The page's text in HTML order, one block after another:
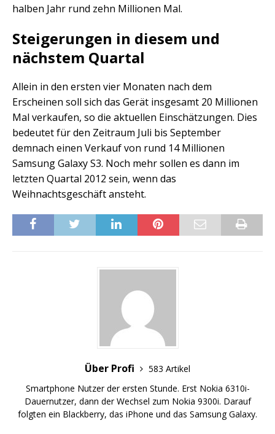
halben Jahr rund zehn Millionen Mal.
Steigerungen in diesem und
nächstem Quartal
Allein in den ersten vier Monaten nach dem
Erscheinen soll sich das Gerät insgesamt 20 Millionen
Mal verkaufen, so die aktuellen Einschätzungen. Dies
bedeutet für den Zeitraum Juli bis September
demnach einen Verkauf von rund 14 Millionen
Samsung Galaxy S3. Noch mehr sollen es dann im
letzten Quartal 2012 sein, wenn das
Weihnachtsgeschäft ansteht.
Über Profi
583 Artikel
Smartphone Nutzer der ersten Stunde. Erst Nokia 6310i-
Dauernutzer, dann der Wechsel zum Nokia 9300i. Darauf
folgten ein Blackberry, das iPhone und das Samsung Galaxy.